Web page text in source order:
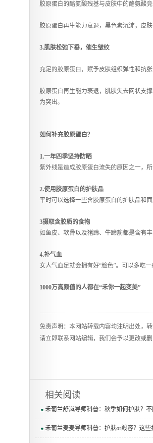
胶原蛋白的酪氨酸残基与皮肤中的酪氨酸
胶原蛋白再生能力衰退，黑色素沉淀，皮
3.肌肤松弛下垂， 催生皱纹
充足的胶原蛋白，赋予皮肤组织弹性和抗
胶原蛋白再生能力衰退，肌肤失去网状支
为突出。
如何补充胶原蛋白？
1.一年四季坚持防晒
紫外线是造成胶原蛋白流失的原因之一，
2.使用胶原蛋白的护肤品
平时可以选择一些含胶原蛋白的护肤品和
3摄取含胶质的食物
如鱼皮、软骨以及猪蹄、牛蹄筋都是含有
4.补气血
女人气血足就会拥有好“脸色”。可以多吃
1000万高颜值的人都在“禾你一起变美”
免责声明：本网站转载内容均注明出处，
请立即联系网站编辑，我们会予以更改或
相关阅读
禾葡兰舒岚导师科普：秋季如何护肤？不
禾葡兰麦麦导师科普：护肤or毁容？这些